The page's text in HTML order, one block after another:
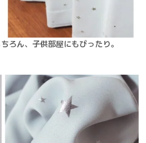
ろん、子供部屋にもぴったり。